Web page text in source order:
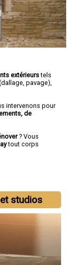
extérieurstels
pavage),
intervenons pour
de
? Vous
tout corps
studios